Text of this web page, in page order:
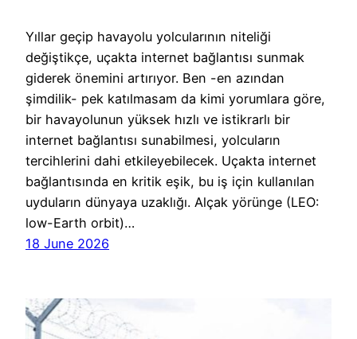
Yıllar geçip havayolu yolcularının niteliği
değiştikçe, uçakta internet bağlantısı sunmak
giderek önemini artırıyor. Ben -en azından
şimdilik- pek katılmasam da kimi yorumlara göre,
bir havayolunun yüksek hızlı ve istikrarlı bir
internet bağlantısı sunabilmesi, yolcuların
tercihlerini dahi etkileyebilecek. Uçakta internet
bağlantısında en kritik eşik, bu iş için kullanılan
uyduların dünyaya uzaklığı. Alçak yörünge (LEO:
low-Earth orbit)…
18 June 2026